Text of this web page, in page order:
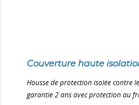
Couverture haute
Housse de protection isolée contre
garantie 2 ans avec protection au